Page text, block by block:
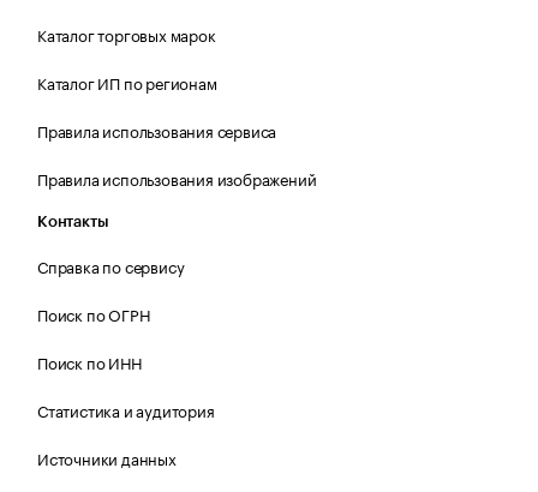
Каталог торговых марок
Каталог ИП по регионам
Правила использования сервиса
Правила использования изображений
Контакты
Справка по сервису
Поиск по ОГРН
Поиск по ИНН
Статистика и аудитория
Источники данных